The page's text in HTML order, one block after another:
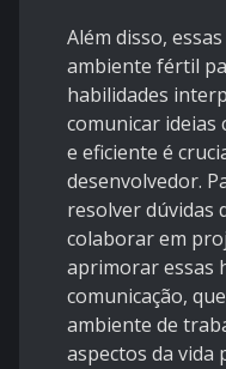
Além disso,
ambiente fértil
habilidades
comunicar ideias
e eficiente é
desenvolvedor.
resolver dúvidas
colaborar em
aprimorar essas
comunicação,
ambiente de
aspectos da vida